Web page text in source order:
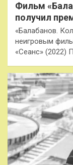
Фильм
получил
«Балабанов.
неигровым
«Сеанс» (2022)